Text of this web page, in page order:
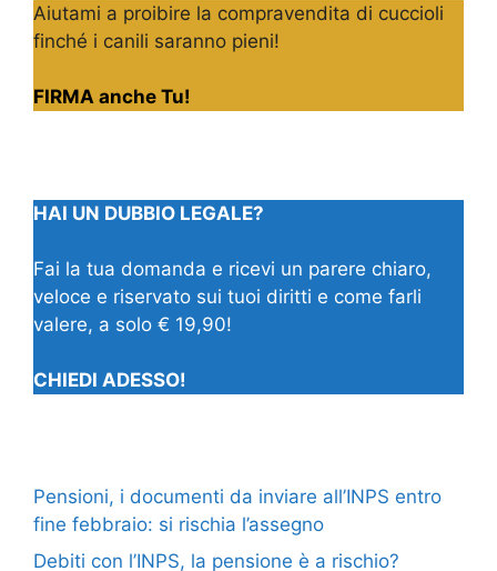
Aiutami a proibire la compravendita di cuccioli
finché i canili saranno pieni!
FIRMA anche Tu!
HAI UN DUBBIO LEGALE?
Fai la tua domanda e ricevi un parere chiaro,
veloce e riservato sui tuoi diritti e come farli
valere, a solo € 19,90!
CHIEDI ADESSO!
Pensioni, i documenti da inviare all’INPS entro
fine febbraio: si rischia l’assegno
Debiti con l’INPS, la pensione è a rischio?